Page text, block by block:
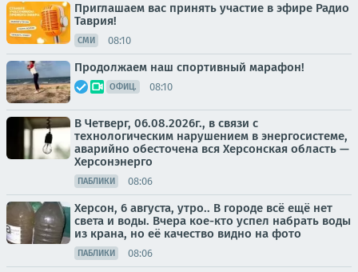
Приглашаем вас принять участие в эфире Радио
Таврия!
СМИ 08:10
Продолжаем наш спортивный марафон!
ОФИЦ. 08:10
В Четверг, 06.08.2026г., в связи с
технологическим нарушением в энергосистеме,
аварийно обесточена вся Херсонская область —
Херсонэнерго
ПАБЛИКИ 08:06
Херсон, 6 августа, утро.. В городе всё ещё нет
света и воды. Вчера кое-кто успел набрать воды
из крана, но её качество видно на фото
ПАБЛИКИ 08:06